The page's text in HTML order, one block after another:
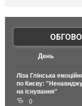
День
Ліза Глінська
по Києву:
на існування"
0